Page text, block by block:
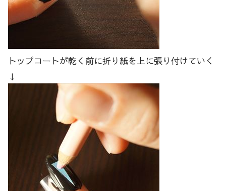
トップコートが乾く前に折り紙を上に張り付けていく
↓